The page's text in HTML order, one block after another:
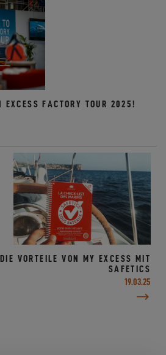
EXCESS FACTORY TOUR 2025!
VORTEILE VON MY EXCESS MIT
SAFETICS
19.03.25